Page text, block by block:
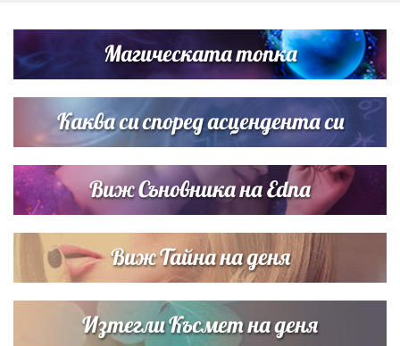
Списъкът е ясен: Джей Ло и Риана във ВИП гостите на
сватбата на Роналдо
Магическата топка
Каква си според асцендента си
Виж Съновника на Edna
Виж Тайна на деня
Изтегли Късмет на деня